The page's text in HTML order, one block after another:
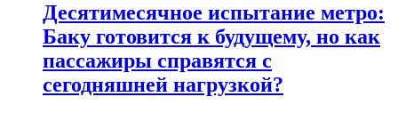
Десятимесячное испытание метро:
Баку готовится к будущему, но как
пассажиры справятся с
сегодняшней нагрузкой?